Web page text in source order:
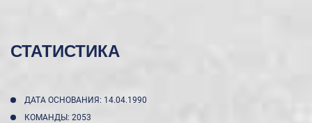
СТАТИСТИКА
ДАТА ОСНОВАНИЯ: 14.04.1990
КОМАНДЫ: 2053